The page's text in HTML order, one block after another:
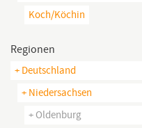
Koch/köchin
Regionen
+ Deutschland
+ Niedersachsen
+ Oldenburg